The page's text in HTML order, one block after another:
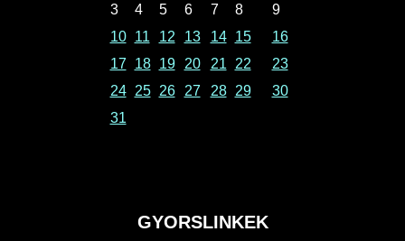
3
4 5 6 7 8
9
10
11 12 13 14 15
16
17
18 19 20 21 22
23
24
25 26 27 28 29
30
31
GYORSLINKEK